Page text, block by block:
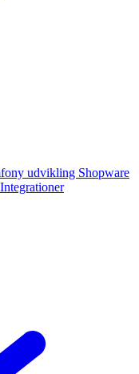
udvikling Shopware
Integrationer